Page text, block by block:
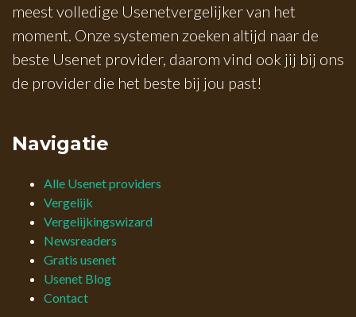
meest volledige Usenetvergelijker van het
moment. Onze systemen zoeken altijd naar de
beste Usenet provider, daarom vind ook jij bij ons
de provider die het beste bij jou past!
Navigatie
Alle Usenet providers
Vergelijk
Vergelijkingswizard
Newsreaders
Gratis usenet
Usenet Blog
Contact